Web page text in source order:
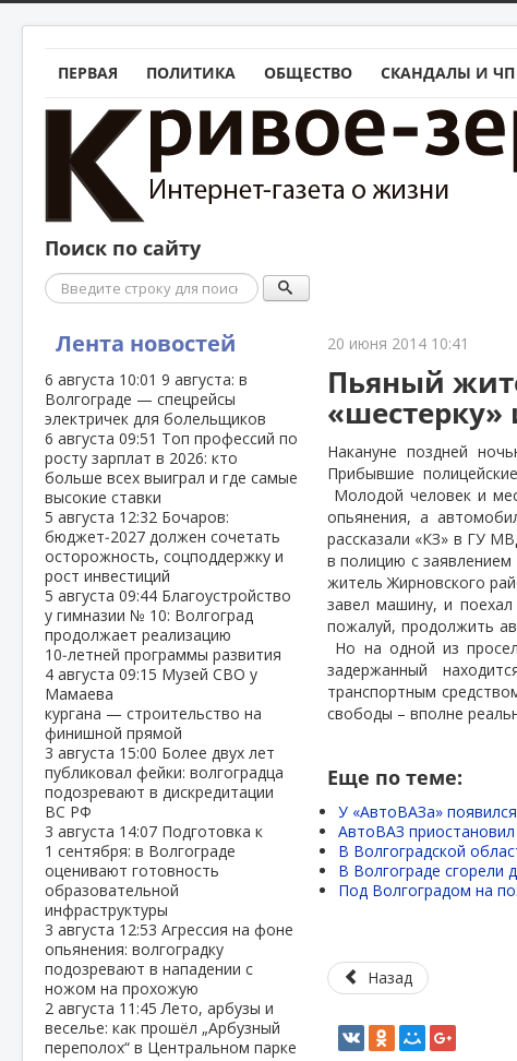
ПЕРВАЯ ПОЛИТИКА ОБЩЕСТВО СКАНДАЛЫ И ЧП
Поиск по сайту
Поиск
Лента новостей
6 августа 10:01 9 августа: в
Волгограде — спецрейсы
электричек для болельщиков
6 августа 09:51 Топ профессий по
росту зарплат в 2026: кто
больше всех выиграл и где самые
высокие ставки
5 августа 12:32 Бочаров:
бюджет‑2027 должен сочетать
осторожность, соцподдержку и
рост инвестиций
5 августа 09:44 Благоустройство
у гимназии № 10: Волгоград
продолжает реализацию
10‑летней программы развития
4 августа 09:15 Музей СВО у
Мамаева
кургана — строительство на
финишной прямой
3 августа 15:00 Более двух лет
публиковал фейки: волгоградца
подозревают в дискредитации
ВС РФ
3 августа 14:07 Подготовка к
1 сентября: в Волгограде
оценивают готовность
образовательной
инфраструктуры
3 августа 12:53 Агрессия на фоне
опьянения: волгоградку
подозревают в нападении с
ножом на прохожую
2 августа 11:45Лето, арбузы и
веселье: как прошёл „Арбузный
переполох“ в Центральном парке
20 июня 2014 10:41
Пьяный
«шестерку»
Накануне поздней
Прибывшие
Молодой человек и
опьянения, а
рассказали «КЗ» в ГУ
в полицию с
житель Жирновского
завел машину, и
пожалуй, продолжить
Но на одной из
задержанный
транспортным
свободы – вполне
Еще по теме:
У «АвтоВАЗа»
АвтоВАЗ
В Волгоградской
В Волгограде сгорели
Под Волгоградом на
Назад